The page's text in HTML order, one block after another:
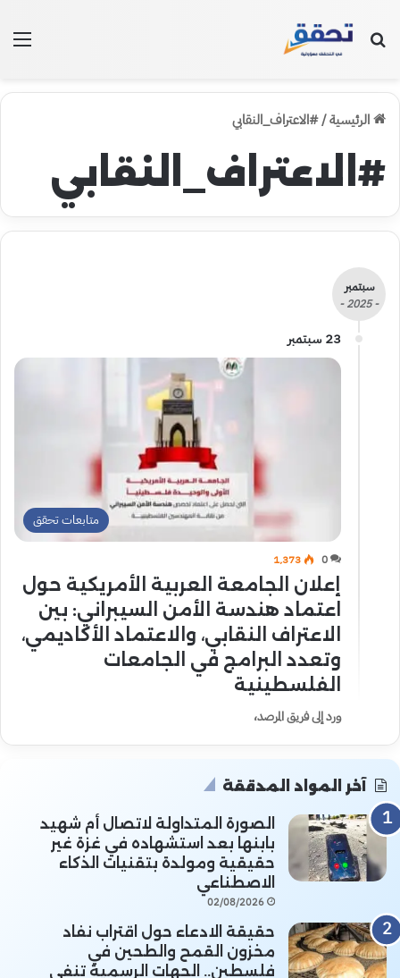
بحث عن
الرئيسية/#الاعتراف_النقابي
#الاعتراف_النقابي
سبتمبر
- 2025 -
23 سبتمبر
متابعات تحقق
0 1٬373
إعلان الجامعة العربية الأمريكية حول
اعتماد هندسة الأمن السيبراني: بين
الاعتراف النقابي، والاعتماد الأكاديمي،
وتعدد البرامج في الجامعات
الفلسطينية
ورد إلى فريق المرصد،
آخر المواد المدققة
الصورة المتداولة لاتصال أم شهيد
بابنها بعد استشهاده في غزة غير
حقيقية ومولدة بتقنيات الذكاء
الاصطناعي
02/08/2026
حقيقة الادعاء حول اقتراب نفاد
مخزون القمح والطحين في
فلسطين.. الجهات الرسمية تنفي